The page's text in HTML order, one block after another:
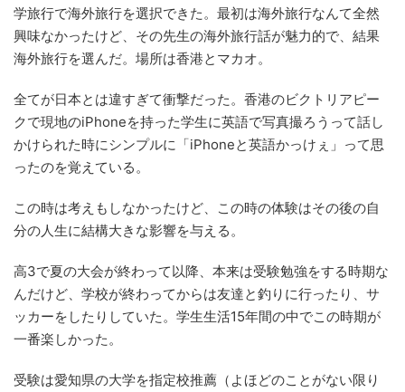
学旅行で海外旅行を選択できた。最初は海外旅行なんて全然
興味なかったけど、その先生の海外旅行話が魅力的で、結果
海外旅行を選んだ。場所は香港とマカオ。
全てが日本とは違すぎて衝撃だった。香港のビクトリアピー
クで現地のiPhoneを持った学生に英語で写真撮ろうって話し
かけられた時にシンプルに「iPhoneと英語かっけぇ」って思
ったのを覚えている。
この時は考えもしなかったけど、この時の体験はその後の自
分の人生に結構大きな影響を与える。
高3で夏の大会が終わって以降、本来は受験勉強をする時期な
んだけど、学校が終わってからは友達と釣りに行ったり、サ
ッカーをしたりしていた。学生生活15年間の中でこの時期が
一番楽しかった。
受験は愛知県の大学を指定校推薦（よほどのことがない限り